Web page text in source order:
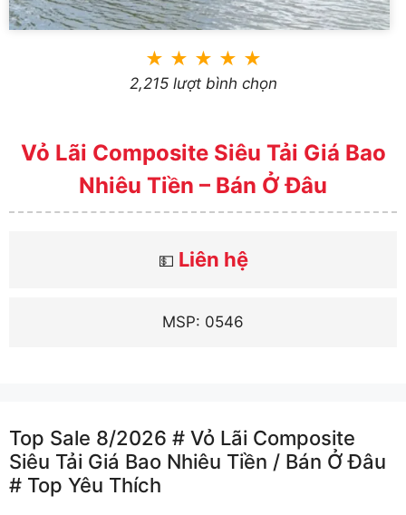
★ ★ ★ ★ ★
2,215 lượt bình chọn
Vỏ Lãi Composite Siêu Tải Giá Bao
Nhiêu Tiền – Bán Ở Đâu
💵 Liên hệ
MSP: 0546
Top Sale 8/2026 # Vỏ Lãi Composite
Siêu Tải Giá Bao Nhiêu Tiền /️ Bán Ở Đâu
# Top Yêu Thích